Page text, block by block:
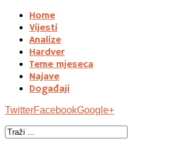
Home
Vijesti
Analize
Hardver
Teme mjeseca
Najave
Događaji
TwitterFacebookGoogle+